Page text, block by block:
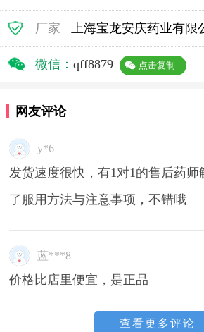
厂家 上海宝龙安庆药业有限
微信： qff8879 点击复制
网友评论
y*6
发货速度很快，有1对1的售后药
了服用方法与注意事项，不错哦
蓝***8
价格比店里便宜，是正品
查看更多评论